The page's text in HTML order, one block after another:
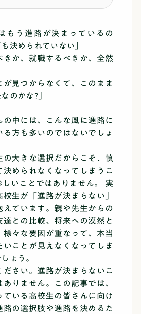
もう進路が決まっているの
決められていない」
きか、就職するべきか、全然
が見つからなくて、このまま
のかな?」
の中には、こんな風に進路に
る方も多いのではないでしょ
の大きな選択だからこそ、慎
決められなくなってしまうこ
しいことではありません。 実
生が「進路が決まらない」
えています。親や先生からの
達との比較、将来への漠然と
様々な要因が重なって、本当
いことが見えなくなってしま
ょう。
ださい。進路が決まらないこ
ありません。この記事では、
ている高校生の皆さんに向け
路の選択肢や進路を決めるた